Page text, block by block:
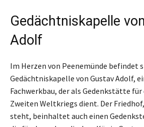
Gedächtniskapelle
Adolf
Im Herzen von Peenemünde befindet
Gedächtniskapelle von Gustav Adolf,
Fachwerkbau, der als Gedenkstätte für
Zweiten Weltkriegs dient. Der
steht, beinhaltet auch einen